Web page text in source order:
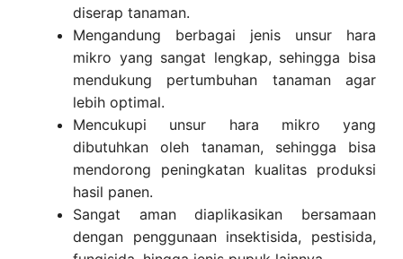
diserap tanaman.
Mengandung berbagai jenis unsur hara
mikro yang sangat lengkap, sehingga bisa
mendukung pertumbuhan tanaman agar
lebih optimal.
Mencukupi unsur hara mikro yang
dibutuhkan oleh tanaman, sehingga bisa
mendorong peningkatan kualitas produksi
hasil panen.
Sangat aman diaplikasikan bersamaan
dengan penggunaan insektisida, pestisida,